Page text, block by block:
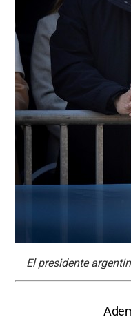
El presidente